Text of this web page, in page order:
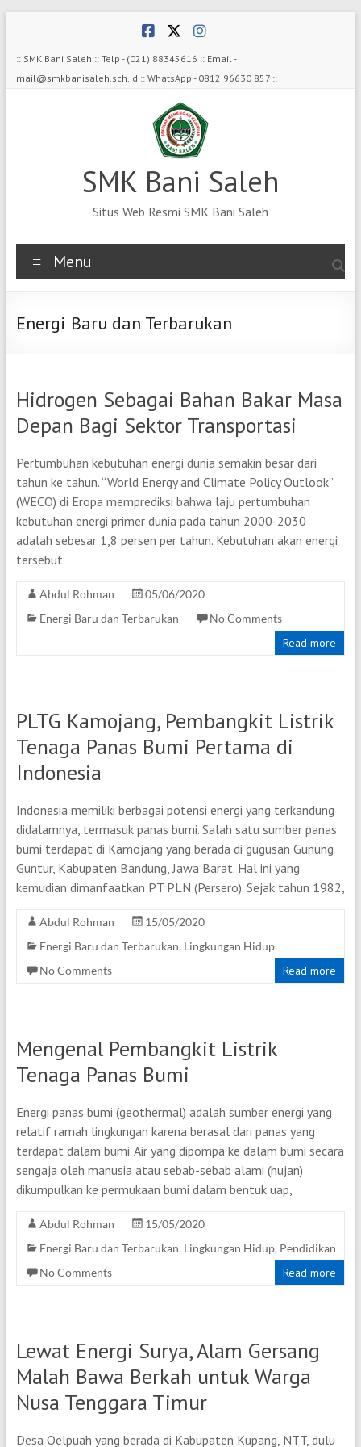
content
:: SMK Bani Saleh :: Telp - (021) 88345616 :: Email -
mail@smkbanisaleh.sch.id :: WhatsApp - 0812 96630 857 ::
SMK Bani Saleh
Situs Web Resmi SMK Bani Saleh
Menu
Energi Baru dan Terbarukan
Hidrogen Sebagai Bahan Bakar Masa
Depan Bagi Sektor Transportasi
Pertumbuhan kebutuhan energi dunia semakin besar dari
tahun ke tahun. “World Energy and Climate Policy Outlook”
(WECO) di Eropa memprediksi bahwa laju pertumbuhan
kebutuhan energi primer dunia pada tahun 2000-2030
adalah sebesar 1,8 persen per tahun. Kebutuhan akan energi
tersebut
Abdul Rohman
05/06/2020
Energi Baru dan Terbarukan
No Comments
Read more
PLTG Kamojang, Pembangkit Listrik
Tenaga Panas Bumi Pertama di
Indonesia
Indonesia memiliki berbagai potensi energi yang terkandung
didalamnya, termasuk panas bumi. Salah satu sumber panas
bumi terdapat di Kamojang yang berada di gugusan Gunung
Guntur, Kabupaten Bandung, Jawa Barat. Hal ini yang
kemudian dimanfaatkan PT PLN (Persero). Sejak tahun 1982,
Abdul Rohman
15/05/2020
Energi Baru dan Terbarukan, Lingkungan Hidup
No Comments
Read more
Mengenal Pembangkit Listrik
Tenaga Panas Bumi
Energi panas bumi (geothermal) adalah sumber energi yang
relatif ramah lingkungan karena berasal dari panas yang
terdapat dalam bumi. Air yang dipompa ke dalam bumi secara
sengaja oleh manusia atau sebab-sebab alami (hujan)
dikumpulkan ke permukaan bumi dalam bentuk uap,
Abdul Rohman
15/05/2020
Energi Baru dan Terbarukan, Lingkungan Hidup, Pendidikan
No Comments
Read more
Lewat Energi Surya, Alam Gersang
Malah Bawa Berkah untuk Warga
Nusa Tenggara Timur
Desa Oelpuah yang berada di Kabupaten Kupang, NTT, dulu